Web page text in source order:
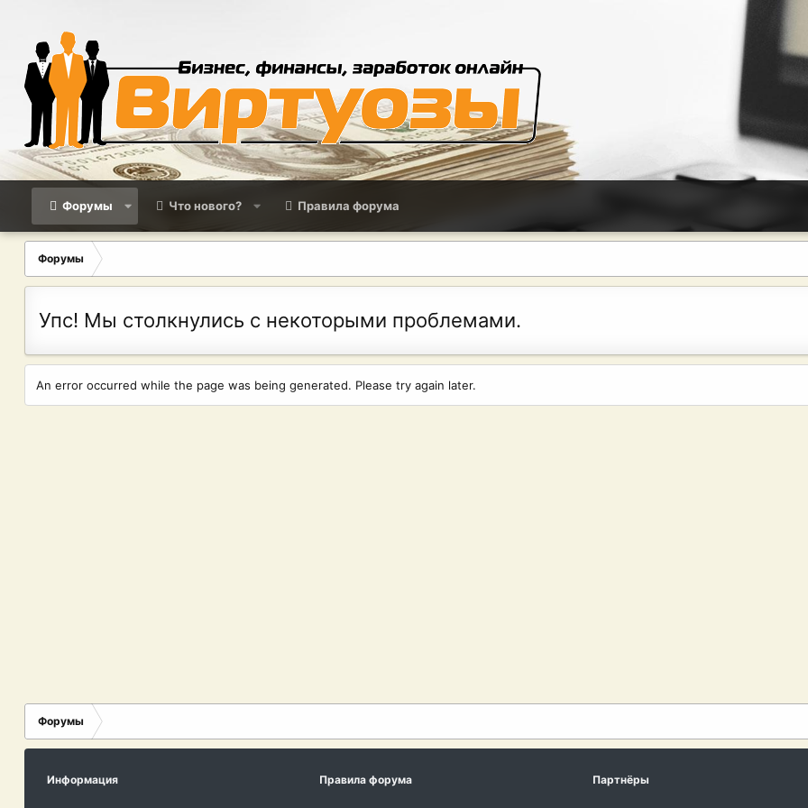
Форумы Что нового? Правила форума
Форумы
Упс! Мы столкнулись с некоторыми проблемами.
An error occurred while the page was being generated. Please try again later.
Форумы
Информация Правила форума Партнёры